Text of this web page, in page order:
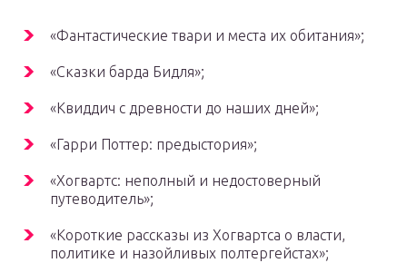
«Фантастические твари и места их обитания»;
«Сказки барда Бидля»;
«Квиддич с древности до наших дней»;
«Гарри Поттер: предыстория»;
«Хогвартс: неполный и недостоверный
путеводитель»;
«Короткие рассказы из Хогвартса о власти,
политике и назойливых полтергейстах»;